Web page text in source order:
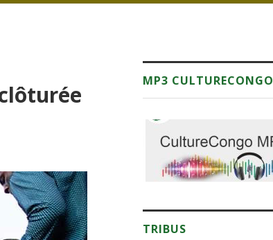
MP3 CULTURECONGO
TRIBUS